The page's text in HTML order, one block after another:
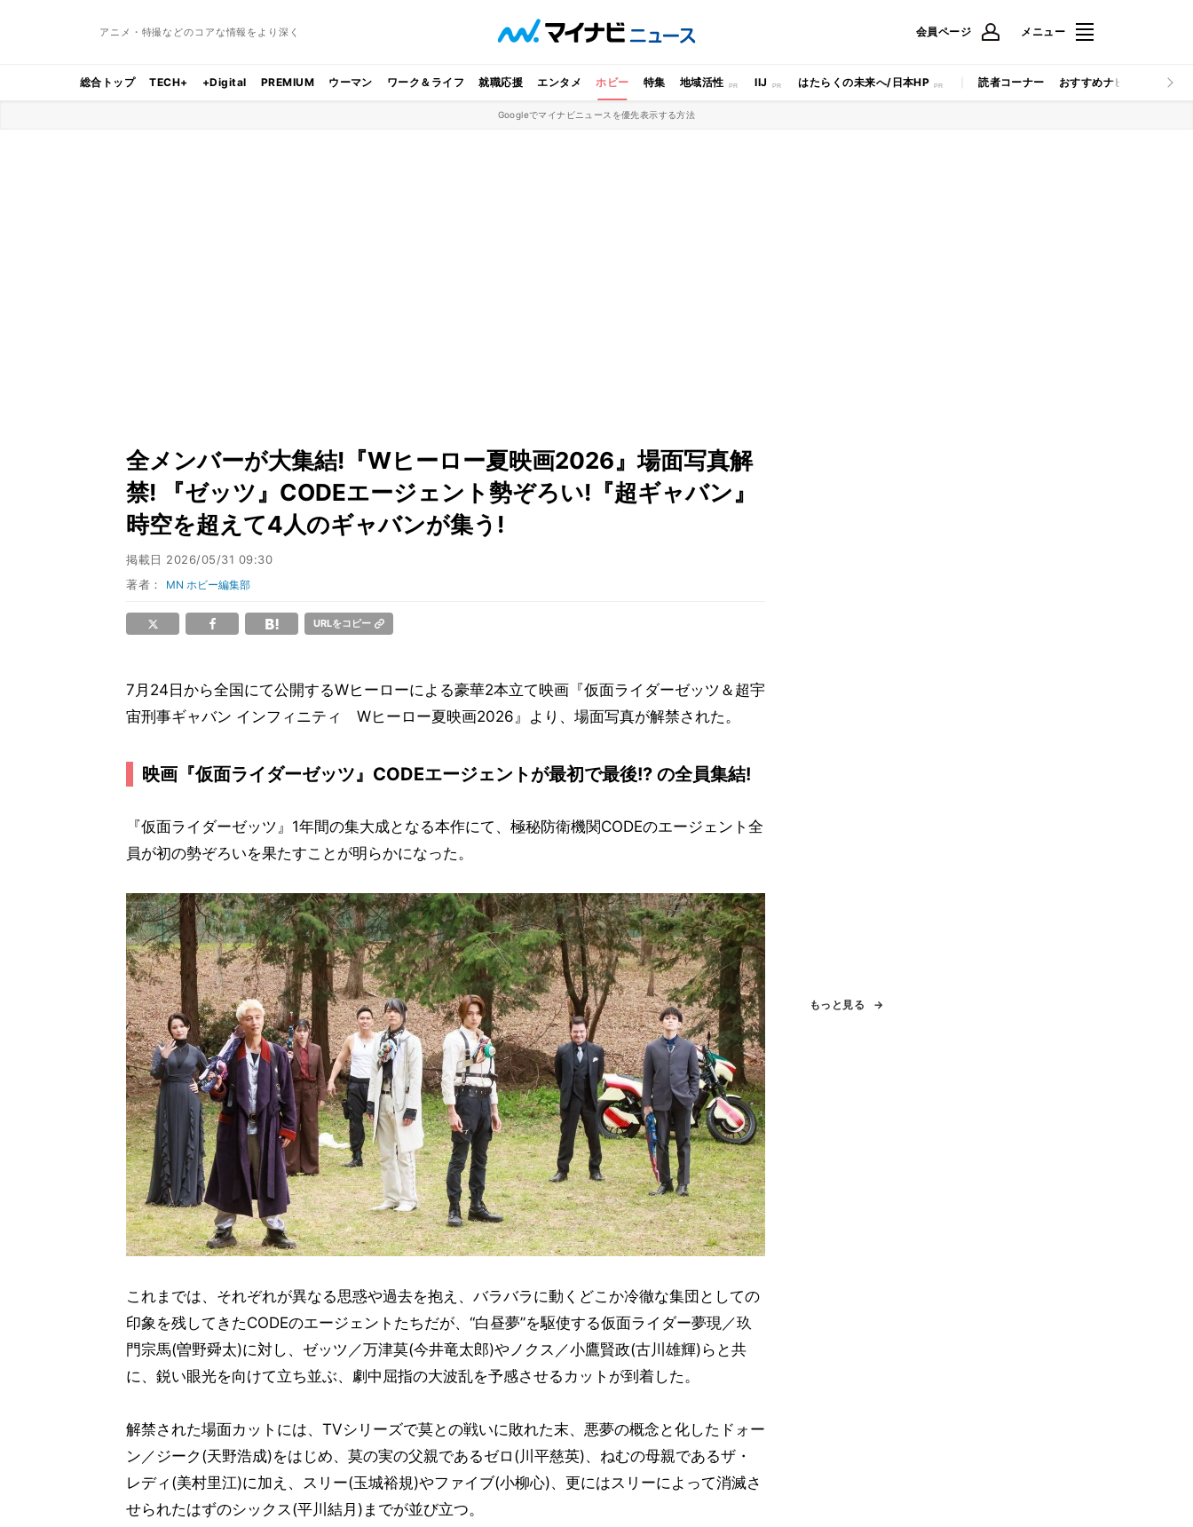
アニメ・特撮などのコアな情報をより深く 会員ページ メニュー
総合トップ TECH+ +Digital PREMIUM ウーマン ワーク＆ライフ 就職応援 エンタメ ホビー 特集 地域活性 IIJ はたらくの未来へ/日本HP 読者コーナー おすすめナビ マイナビ
Googleでマイナビニュースを優先表示する方法
全メンバーが大集結!『Wヒーロー夏映画2026』場面写真解
禁! 『ゼッツ』CODEエージェント勢ぞろい!『超ギャバン』
時空を超えて4人のギャバンが集う!
掲載日 2026/05/31 09:30
著者： MN ホビー編集部
URLをコピー
7月24日から全国にて公開するWヒーローによる豪華2本立て映画『仮面ライダーゼッツ＆超宇
宙刑事ギャバン インフィニティ Wヒーロー夏映画2026』より、場面写真が解禁された。
映画『仮面ライダーゼッツ』CODEエージェントが最初で最後!? の全員集結!
『仮面ライダーゼッツ』1年間の集大成となる本作にて、極秘防衛機関CODEのエージェント全
員が初の勢ぞろいを果たすことが明らかになった。
これまでは、それぞれが異なる思惑や過去を抱え、バラバラに動くどこか冷徹な集団としての
印象を残してきたCODEのエージェントたちだが、“白昼夢”を駆使する仮面ライダー夢現／玖
門宗馬(曽野舜太)に対し、ゼッツ／万津莫(今井竜太郎)やノクス／小鷹賢政(古川雄輝)らと共
に、鋭い眼光を向けて立ち並ぶ、劇中屈指の大波乱を予感させるカットが到着した。
解禁された場面カットには、TVシリーズで莫との戦いに敗れた末、悪夢の概念と化したドォー
ン／ジーク(天野浩成)をはじめ、莫の実の父親であるゼロ(川平慈英)、ねむの母親であるザ・
レディ(美村里江)に加え、スリー(玉城裕規)やファイブ(小柳心)、更にはスリーによって消滅さ
せられたはずのシックス(平川結月)までが並び立つ。
もっと見る